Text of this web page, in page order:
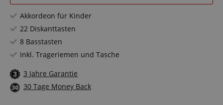
Akkordeon für Kinder
22 Diskanttasten
8 Basstasten
Inkl. Trageriemen und Tasche
3 Jahre Garantie
30 Tage Money Back